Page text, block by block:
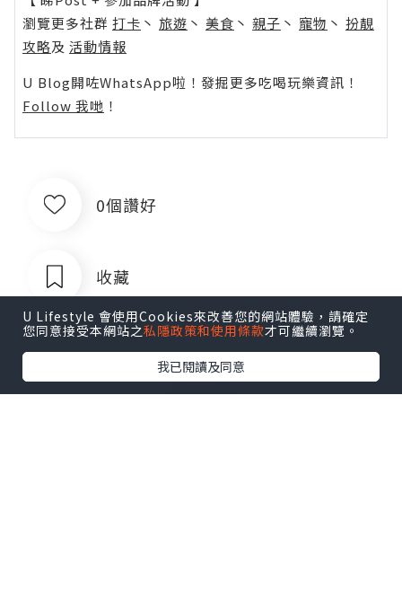
瀏覽更多社群 打卡 丶 旅遊 丶 美食 丶 親子 丶 寵物 丶 扮靚
攻略及 活動情報
U Blog開咗WhatsApp啦！發掘更多吃喝玩樂資訊！
Follow 我哋 ！
0個讚好
收藏
U Lifestyle 會使用Cookies來改善您的網站體驗，請確定
您同意接受本網站之私隱政策和使用條款才可繼續瀏覽。
我已閱讀及同意